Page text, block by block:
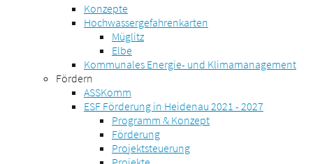
Konzepte
Hochwassergefahrenkarten
Müglitz
Elbe
Kommunales Energie- und Klimamanagement
Fördern
ASSKomm
ESF Förderung in Heidenau 2021 - 2027
Programm & Konzept
Förderung
Projektsteuerung